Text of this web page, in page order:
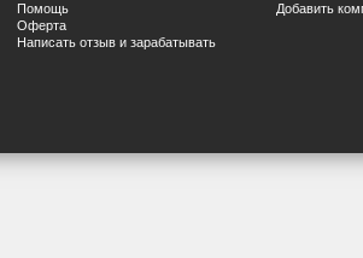
Помощь
Оферта
Написать отзыв и зарабатывать
Добавить